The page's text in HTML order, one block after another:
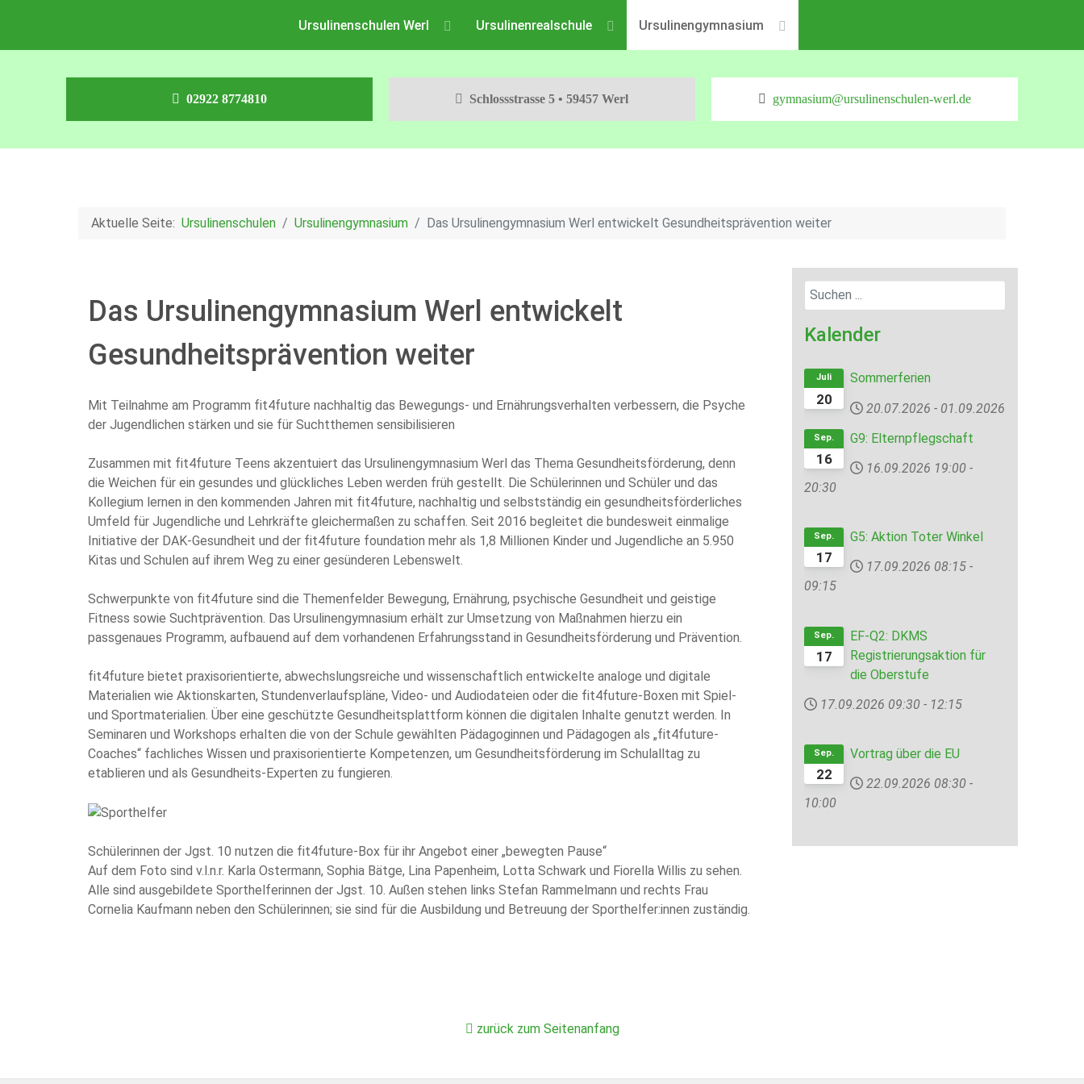
Ursulinenschulen Werl Ursulinenrealschule Ursulinengymnasium
02922 8774810 Schlossstrasse 5 • 59457 Werl gymnasium@ursulinenschulen-werl.de
Aktuelle Seite: Ursulinenschulen Ursulinengymnasium Das Ursulinengymnasium Werl entwickelt Gesundheitsprävention weiter
Das Ursulinengymnasium Werl entwickelt
Gesundheitsprävention weiter
Mit Teilnahme am Programm fit4future nachhaltig das Bewegungs- und Ernährungsverhalten verbessern, die Psyche
der Jugendlichen stärken und sie für Suchtthemen sensibilisieren
Zusammen mit fit4future Teens akzentuiert das Ursulinengymnasium Werl das Thema Gesundheitsförderung, denn
die Weichen für ein gesundes und glückliches Leben werden früh gestellt. Die Schülerinnen und Schüler und das
Kollegium lernen in den kommenden Jahren mit fit4future, nachhaltig und selbstständig ein gesundheitsförderliches
Umfeld für Jugendliche und Lehrkräfte gleichermaßen zu schaffen. Seit 2016 begleitet die bundesweit einmalige
Initiative der DAK-Gesundheit und der fit4future foundation mehr als 1,8 Millionen Kinder und Jugendliche an 5.950
Kitas und Schulen auf ihrem Weg zu einer gesünderen Lebenswelt.
Schwerpunkte von fit4future sind die Themenfelder Bewegung, Ernährung, psychische Gesundheit und geistige
Fitness sowie Suchtprävention. Das Ursulinengymnasium erhält zur Umsetzung von Maßnahmen hierzu ein
passgenaues Programm, aufbauend auf dem vorhandenen Erfahrungsstand in Gesundheitsförderung und Prävention.
fit4future bietet praxisorientierte, abwechslungsreiche und wissenschaftlich entwickelte analoge und digitale
Materialien wie Aktionskarten, Stundenverlaufspläne, Video- und Audiodateien oder die fit4future-Boxen mit Spiel-
und Sportmaterialien. Über eine geschützte Gesundheitsplattform können die digitalen Inhalte genutzt werden. In
Seminaren und Workshops erhalten die von der Schule gewählten Pädagoginnen und Pädagogen als „fit4future-
Coaches“ fachliches Wissen und praxisorientierte Kompetenzen, um Gesundheitsförderung im Schulalltag zu
etablieren und als Gesundheits-Experten zu fungieren.
Schülerinnen der Jgst. 10 nutzen die fit4future-Box für ihr Angebot einer „bewegten Pause“
Auf dem Foto sind v.l.n.r. Karla Ostermann, Sophia Bätge, Lina Papenheim, Lotta Schwark und Fiorella Willis zu sehen.
Alle sind ausgebildete Sporthelferinnen der Jgst. 10. Außen stehen links Stefan Rammelmann und rechts Frau
Cornelia Kaufmann neben den Schülerinnen; sie sind für die Ausbildung und Betreuung der Sporthelfer:innen zuständig.
Kalender
20
Juli
Sommerferien
20.07.2026 - 01.09.2026
16
Sep.
G9: Elternpflegschaft
16.09.2026 19:00 -
20:30
17
Sep.
G5: Aktion Toter Winkel
17.09.2026 08:15 -
09:15
17
Sep.
EF-Q2: DKMS
Registrierungsaktion für
die Oberstufe
17.09.2026 09:30 - 12:15
22
Sep.
Vortrag über die EU
22.09.2026 08:30 -
10:00
zurück zum Seitenanfang